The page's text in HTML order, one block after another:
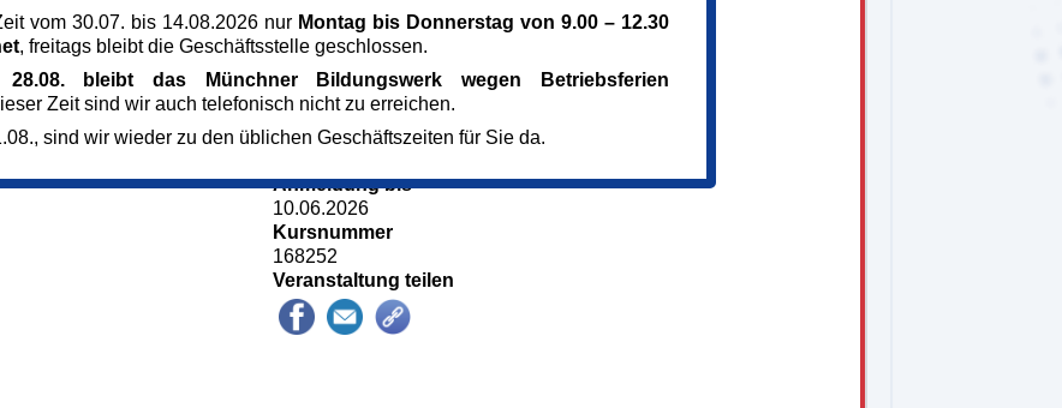
Ölfarben mit.
beim ersten
80634 München
München
145 €
Referent_in
Thomas Beecht
Anmeldung bis
10.06.2026
Kursnummer
168252
Veranstaltung teilen
vom 30.07. bis 14.08.2026 nur Montag bis Donnerstag von 9.00 – 12.30
, freitags bleibt die Geschäftsstelle geschlossen.
bleibt das Münchner Bildungswerk wegen Betriebsferien
Zeit sind wir auch telefonisch nicht zu erreichen.
sind wir wieder zu den üblichen Geschäftszeiten für Sie da.